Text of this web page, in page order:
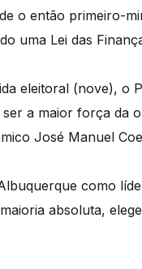
o então primeiro-
uma Lei das
eleitoral (nove), o
a maior força da
José Manuel
como
absoluta,